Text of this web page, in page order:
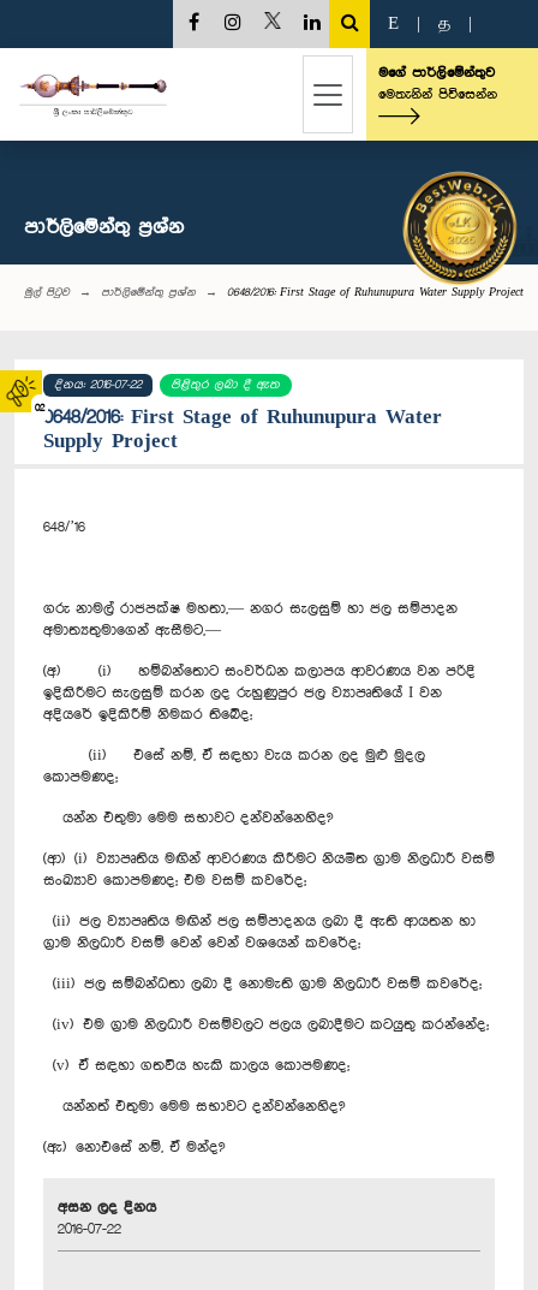
02
E த
මගේ පාර්ලිමේන්තුව
මෙතැනින් පිවිසෙන්න
පාර්ලි‌මේන්තු‌ ප්‍රශ්න
මුල් පිටුව පාර්ලි‌මේන්තු‌ ප්‍රශ්න 0648/2016: First Stage of Ruhunupura Water Supply Project
දිනය: 2016-07-22 පිළිතුර ලබා දී ඇත
0648/2016: First Stage of Ruhunupura Water
Supply Project
648/’16
ගරු නාමල් රාජපක්ෂ මහතා,— නගර සැලසුම් හා ජල සම්පාදන
අමාත්‍යතුමාගෙන් ඇසීමට,—
(අ) (i) හම්බන්තොට සංවර්ධන කලාපය ආවරණය වන පරිදි
ඉදිකිරීමට සැලසුම් කරන ලද රුහුණුපුර ජල ව්‍යාපෘතියේ I වන
අදියරේ ඉදිකිරීම් නිමකර තිබේද;
(ii) එසේ නම්, ඒ සඳහා වැය කරන ලද මුළු මුදල
කොපමණද;
යන්න එතුමා මෙම සභාවට දන්වන්නෙහිද?
(ආ) (i) ව්‍යාපෘතිය මඟින් ආවරණය කිරීමට නියමිත ග්‍රාම නිලධාරී වසම්
සංඛ්‍යාව කොපමණද; එම වසම් කවරේද;
(ii) ජල ව්‍යාපෘතිය මඟින් ජල සම්පාදනය ලබා දී ඇති ආයතන හා
ග්‍රාම නිලධාරී වසම් වෙන් වෙන් වශයෙන් කවරේද;
(iii) ජල සම්බන්ධතා ලබා දී නොමැති ග්‍රාම නිලධාරී වසම් කවරේද;
(iv) එම ග්‍රාම නිලධාරී වසම්වලට ජලය ලබාදීමට කටයුතු කරන්නේද;
(v) ඒ සඳහා ගතවිය හැකි කාලය කොපමණද;
යන්නත් එතුමා මෙම සභාවට දන්වන්නෙහිද?
(ඇ) නොඑසේ නම්, ඒ මන්ද?
අසන ලද දිනය
2016-07-22